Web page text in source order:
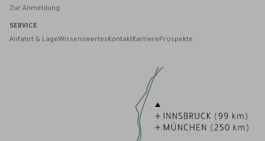
Zur Anmeldung
SERVICE
Anfahrt & LageWissenswertesKontaktKarriereProspekte